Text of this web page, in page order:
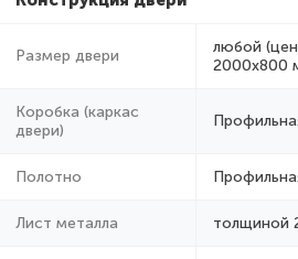
Размер двери
любой
2000x800
Коробка (каркас
двери)
Полотно
Лист металла толщиной